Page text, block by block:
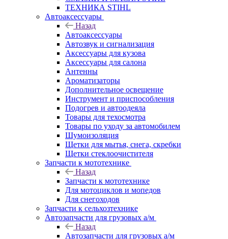
ТЕХНИКА STIHL
Автоаксессуары
Назад
Автоаксессуары
Автозвук и сигнализация
Аксессуары для кузова
Аксессуары для салона
Антенны
Ароматизаторы
Дополнительное освещение
Инструмент и приспособления
Подогрев и автоодеяла
Товары для техосмотра
Товары по уходу за автомобилем
Шумоизоляция
Щетки для мытья, снега, скребки
Щетки стеклоочистителя
Запчасти к мототехнике
Назад
Запчасти к мототехнике
Для мотоциклов и мопедов
Для снегоходов
Запчасти к сельхозтехнике
Автозапчасти для грузовых а/м
Назад
Автозапчасти для грузовых а/м